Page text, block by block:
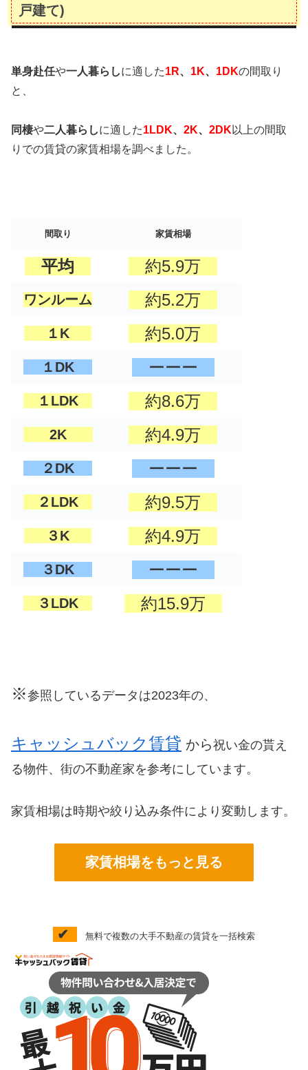
戸建て)
単身赴任や一人暮らしに適した1R、 1K、 1DKの間取り
と、
同棲や二人暮らしに適した1LDK、 2K、 2DK 以上の間取
りでの賃貸の家賃相場を調べました。
間取り 家賃相場
平均 約5.9万
ワンルーム 約5.2万
１K 約5.0万
１DK ーーー
１LDK 約8.6万
2K 約4.9万
２DK ーーー
２LDK 約9.5万
３K 約4.9万
３DK ーーー
３LDK 約15.9万
※参照しているデータは2023年の、
キャッシュバック賃貸 から祝い金の貰え
る物件、街の不動産家を参考にしています。
家賃相場は時期や絞り込み条件により変動します。
家賃相場をもっと見る
✔ 無料で複数の大手不動産の賃貸を一括検索